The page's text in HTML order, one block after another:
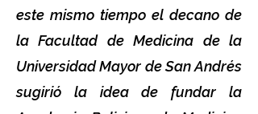
este mismo tiempo el decano de
la Facultad de Medicina de la
Universidad Mayor de San Andrés
sugirió la idea de fundar la